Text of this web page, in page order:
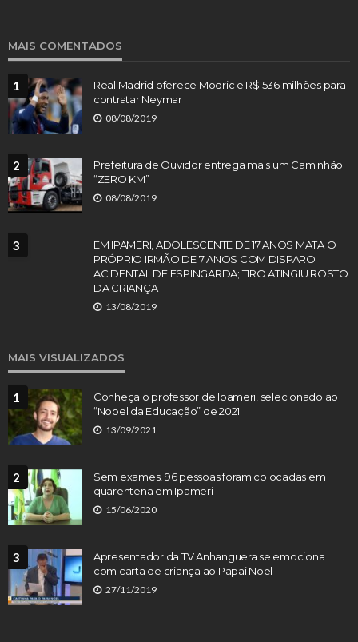
MAIS COMENTADOS
1
Real Madrid oferece Modric e R$ 536 milhões para
contratar Neymar
08/08/2019
2
Prefeitura de Ouvidor entrega mais um Caminhão
“ZERO KM”
08/08/2019
3
EM IPAMERI, ADOLESCENTE DE 17 ANOS MATA O
PRÓPRIO IRMÃO DE 7 ANOS COM DISPARO
ACIDENTAL DE ESPINGARDA; TIRO ATINGIU ROSTO
DA CRIANÇA
13/08/2019
MAIS VISUALIZADOS
1
Conheça o professor de Ipameri, selecionado ao
“Nobel da Educação” de 2021
13/09/2021
2
Sem exames, 96 pessoas foram colocadas em
quarentena em Ipameri
15/06/2020
3
Apresentador da TV Anhanguera se emociona
com carta de criança ao Papai Noel
27/11/2019